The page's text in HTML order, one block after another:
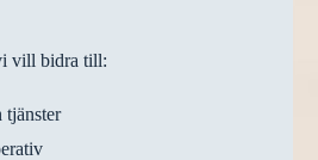
vill bidra till:
tjänster